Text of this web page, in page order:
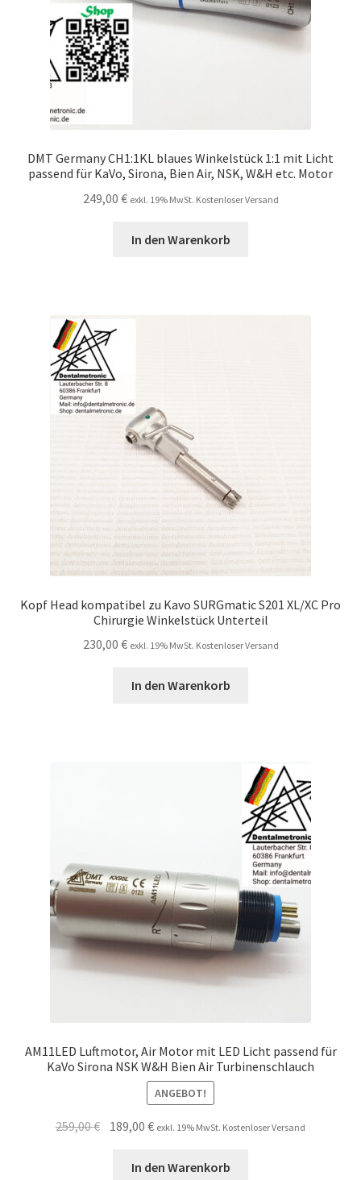
DMT Germany CH1:1KL blaues Winkelstück 1:1 mit Licht
passend für KaVo, Sirona, Bien Air, NSK, W&H etc. Motor
249,00 € exkl. 19% MwSt. Kostenloser Versand
In den Warenkorb
Kopf Head kompatibel zu Kavo SURGmatic S201 XL/XC Pro
Chirurgie Winkelstück Unterteil
230,00 € exkl. 19% MwSt. Kostenloser Versand
In den Warenkorb
AM11LED Luftmotor, Air Motor mit LED Licht passend für
KaVo Sirona NSK W&H Bien Air Turbinenschlauch
ANGEBOT!
259,00€ Ursprünglicher
189,00€Aktueller
ist:
exkl. 19% MwSt. Kostenloser Versand
In den Warenkorb